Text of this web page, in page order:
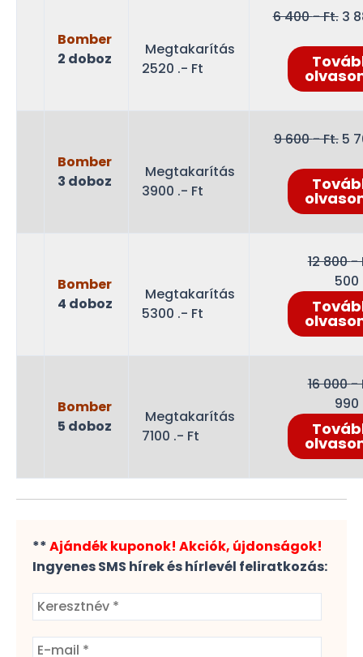
Bomber
2 doboz
Megtakarítás
2520 .- Ft
6 400- Ft.
6
3
Bomber
3 doboz
Megtakarítás
3900 .- Ft
9 600- Ft.
9
5
Bomber
4 doboz
Megtakarítás
5300 .- Ft
12 800-
500
Bomber
5 doboz
Megtakarítás
7100 .- Ft
16 000-
990
**Ajándék kuponok! Akciók, újdonságok!
Ingyenes SMS hírek és hírlevél feliratkozás: